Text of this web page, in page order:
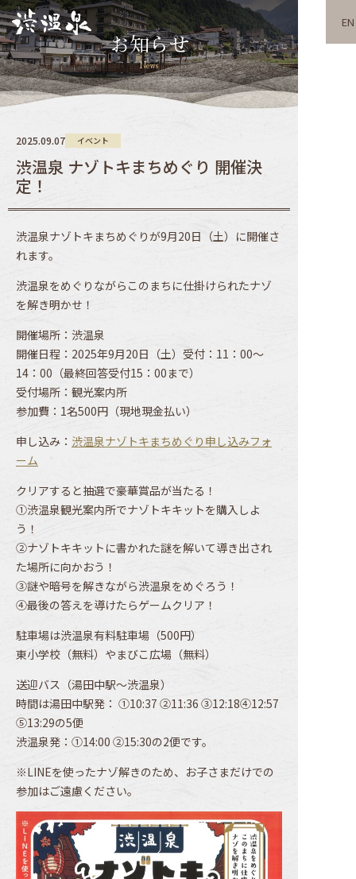
EN
お知らせ
News
2025.09.07 イベント
渋温泉 ナゾトキまちめぐり 開催決
定！
渋温泉ナゾトキまちめぐりが9月20日（土）に開催さ
れます。
渋温泉をめぐりながらこのまちに仕掛けられたナゾ
を解き明かせ！
開催場所：渋温泉
開催日程：2025年9月20日（土）受付：11：00〜
14：00（最終回答受付15：00まで）
受付場所：観光案内所
参加費：1名500円（現地現金払い）
申し込み： 渋温泉ナゾトキまちめぐり申し込みフォ
ーム
クリアすると抽選で豪華賞品が当たる！
①渋温泉観光案内所でナゾトキキットを購入しよ
う！
②ナゾトキキットに書かれた謎を解いて導き出され
た場所に向かおう！
③謎や暗号を解きながら渋温泉をめぐろう！
④最後の答えを導けたらゲームクリア！
駐車場は渋温泉有料駐車場（500円）
東小学校（無料）やまびこ広場（無料）
送迎バス（湯田中駅〜渋温泉）
時間は湯田中駅発： ①10:37 ②11:36 ③12:18④12:57
⑤13:29の5便
渋温泉発：①14:00 ②15:30の2便です。
※LINEを使ったナゾ解きのため、お子さまだけでの
参加はご遠慮ください。